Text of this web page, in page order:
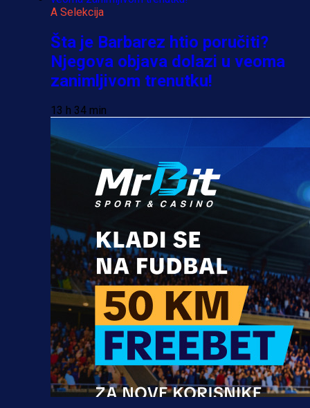
A Selekcija
Šta je Barbarez htio poručiti?
Njegova objava dolazi u veoma
zanimljivom trenutku!
13 h 34 min